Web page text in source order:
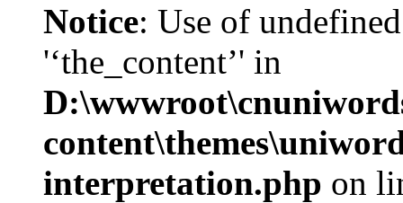
Notice: Use of
'‘the_content’' in
interpretation.php on